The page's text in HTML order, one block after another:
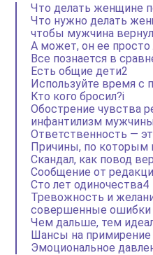
Что делать женщине
Что нужно делать
чтобы мужчина
А может, он ее
Все познается в
Есть общие дети2
Используйте время с
Кто кого бросил?i
Обострение чувства
инфантилизм мужчины
Ответственность —
Причины, по которым
Скандал, как повод
Сообщение от
Сто лет одиночества4
Тревожность и
совершенные ошибки
Чем дальше, тем
Шансы на примирение
Эмоциональное